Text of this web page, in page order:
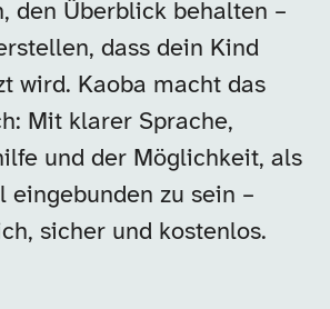
den Überblick behalten –
dass dein Kind
wird. Kaoba macht das
Mit klarer Sprache,
und der Möglichkeit, als
eingebunden zu sein –
sicher und kostenlos.